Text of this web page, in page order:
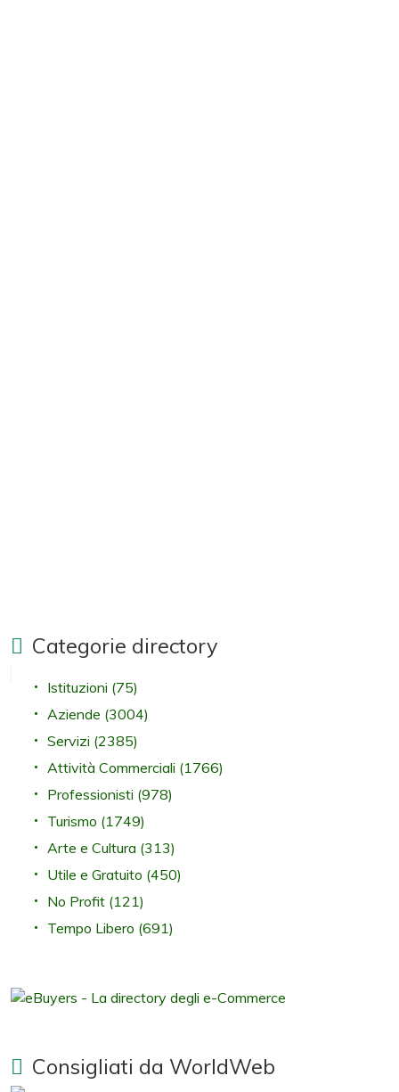
Categorie directory
Istituzioni (75)
Aziende (3004)
Servizi (2385)
Attività Commerciali (1766)
Professionisti (978)
Turismo (1749)
Arte e Cultura (313)
Utile e Gratuito (450)
No Profit (121)
Tempo Libero (691)
Consigliati da WorldWeb